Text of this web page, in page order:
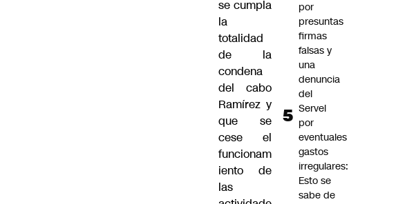
se cumpla
la
totalidad
de la
condena
del cabo
Ramírez y
que se
cese el
funcionam
iento de
las
por
presuntas
firmas
falsas y
una
denuncia
del
Servel
por
eventuales
gastos
irregulares:
Esto se
sabe de